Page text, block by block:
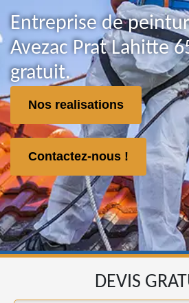
Entreprise de
Avezac Prat Lahitte
gratuit.
Nos realisations
Contactez-nous !
DEVIS